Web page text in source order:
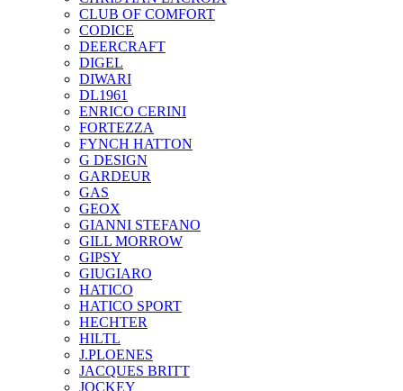
CLUB OF COMFORT
CODICE
DEERCRAFT
DIGEL
DIWARI
DL1961
ENRICO CERINI
FORTEZZA
FYNCH HATTON
G DESIGN
GARDEUR
GAS
GEOX
GIANNI STEFANO
GILL MORROW
GIPSY
GIUGIARO
HATICO
HATICO SPORT
HECHTER
HILTL
J.PLOENES
JAСQUES BRITT
JOCKEY